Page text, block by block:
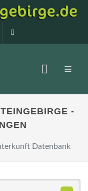
99873408
-
Datenbank